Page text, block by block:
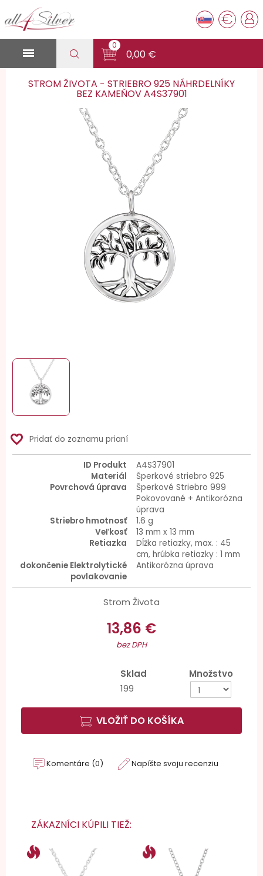
€

0
0,00 €
STROM ŽIVOTA - STRIEBRO 925 NÁHRDELNÍKY
BEZ KAMEŇOV A4S37901
favorite_border Pridať do zoznamu prianí
ID Produkt
A4S37901
Materiál
Šperkové striebro 925
Povrchová úprava
Šperkové Striebro 999
Pokovované + Antikorózna
úprava
Striebro hmotnosť
1.6 g
Veľkosť
13 mm x 13 mm
Retiazka
Dĺžka retiazky, max. : 45
cm, hrúbka retiazky : 1 mm
dokončenie Elektrolytické
povlakovanie
Antikorózna úprava
Strom Života
13,86 €
bez DPH
Sklad
199
Množstvo
VLOŽIŤ DO KOŠÍKA
Komentáre (0) Napíšte svoju recenziu
ZÁKAZNÍCI KÚPILI TIEŽ: